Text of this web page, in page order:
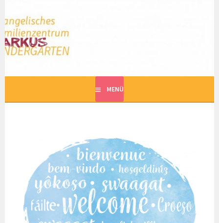
zum
InhaltMARKUS KINDERGARTEN
EVANGELISCHES FAMILIENZENTRUM
MENÜ